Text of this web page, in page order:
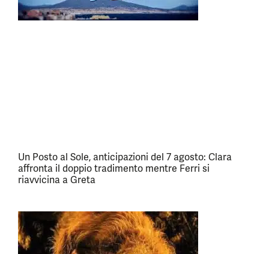
Un Posto al Sole, anticipazioni del 7 agosto: Clara
affronta il doppio tradimento mentre Ferri si
riavvicina a Greta